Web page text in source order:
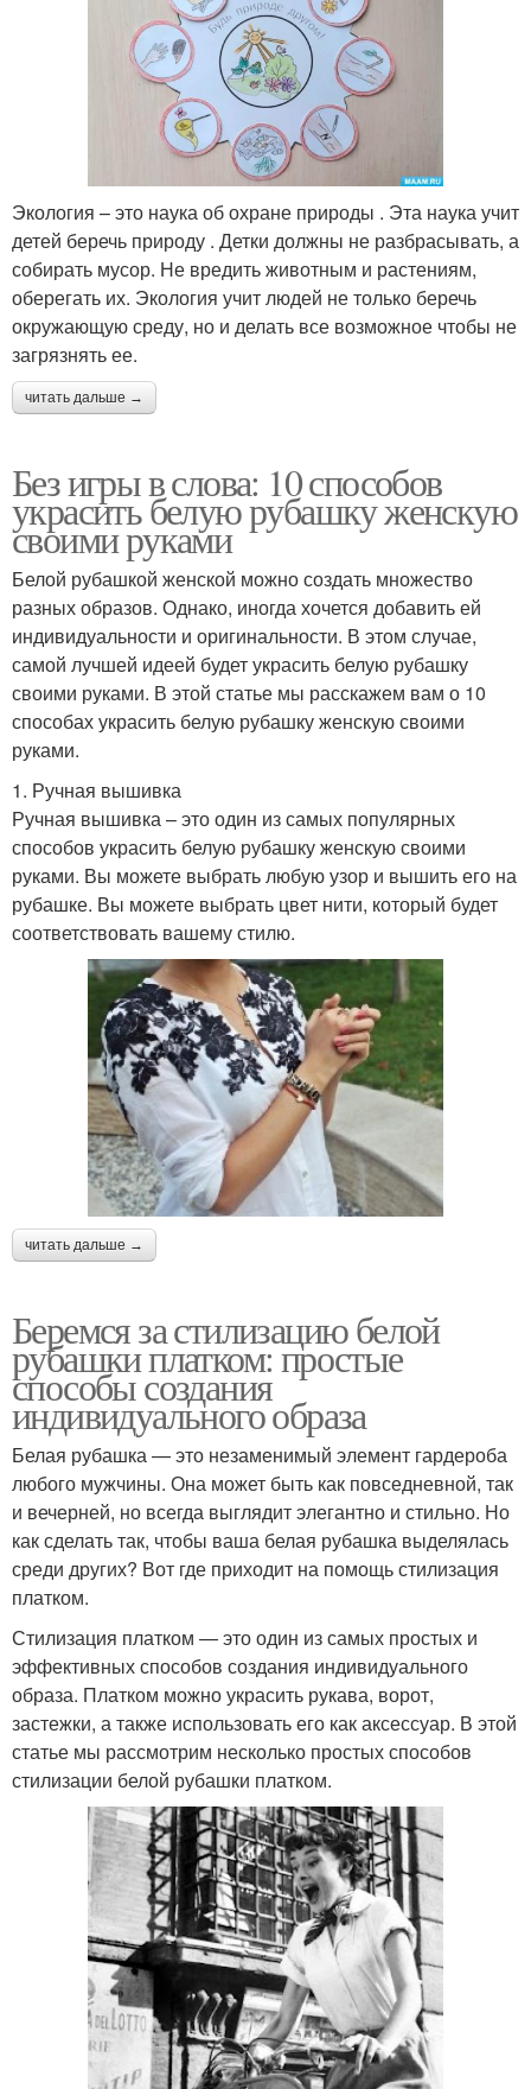
Экология – это наука об охране природы . Эта наука учит
детей беречь природу . Детки должны не разбрасывать, а
собирать мусор. Не вредить животным и растениям,
оберегать их. Экология учит людей не только беречь
окружающую среду, но и делать все возможное чтобы не
загрязнять ее.
читать дальше →
Без игры в слова: 10 способов
украсить белую рубашку женскую
своими руками
Белой рубашкой женской можно создать множество
разных образов. Однако, иногда хочется добавить ей
индивидуальности и оригинальности. В этом случае,
самой лучшей идеей будет украсить белую рубашку
своими руками. В этой статье мы расскажем вам о 10
способах украсить белую рубашку женскую своими
руками.
1. Ручная вышивка
Ручная вышивка – это один из самых популярных
способов украсить белую рубашку женскую своими
руками. Вы можете выбрать любую узор и вышить его на
рубашке. Вы можете выбрать цвет нити, который будет
соответствовать вашему стилю.
читать дальше →
Беремся за стилизацию белой
рубашки платком: простые
способы создания
индивидуального образа
Белая рубашка — это незаменимый элемент гардероба
любого мужчины. Она может быть как повседневной, так
и вечерней, но всегда выглядит элегантно и стильно. Но
как сделать так, чтобы ваша белая рубашка выделялась
среди других? Вот где приходит на помощь стилизация
платком.
Стилизация платком — это один из самых простых и
эффективных способов создания индивидуального
образа. Платком можно украсить рукава, ворот,
застежки, а также использовать его как аксессуар. В этой
статье мы рассмотрим несколько простых способов
стилизации белой рубашки платком.